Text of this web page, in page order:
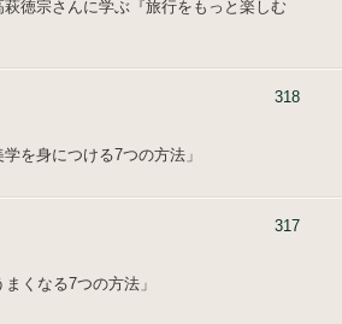
徳宗さんに学ぶ『旅行をもっと楽しむ
318
を身につける7つの方法」
317
くなる7つの方法」